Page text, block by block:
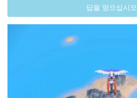
답을 얻으십시오